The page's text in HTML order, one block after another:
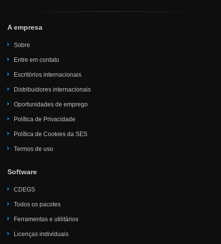
A empresa
Sobre
Entre em contato
Escritórios internacionais
Distribuidores internacionais
Oportunidades de emprego
Política de Privacidade
Política de Cookies da SES
Termos de uso
Software
CDEGS
Todos os pacotes
Ferramentas e utilitários
Licenças individuais